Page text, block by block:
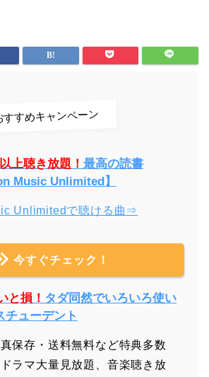
すすめキャンペーン
上聴き放題！ 最高の読書
Music Unlimited】
Unlimitedで聴ける曲⇒
今すぐチェック！
と損！ タダ同然でいろいろ使い
チューデント
保存・送料無料など特典多数
ラマ大量見放題、音楽聴き放